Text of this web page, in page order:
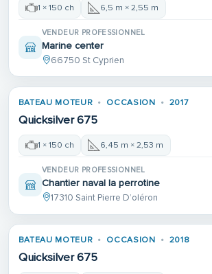
1 × 150 ch 6,5 m × 2,55 m
VENDEUR PROFESSIONNEL
Marine center
66750 St Cyprien
BATEAU MOTEUR OCCASION 2017
Quicksilver 675
1 × 150 ch 6,45 m × 2,53 m
VENDEUR PROFESSIONNEL
Chantier naval la perrotine
17310 Saint Pierre D’oléron
BATEAU MOTEUR OCCASION 2018
Quicksilver 675